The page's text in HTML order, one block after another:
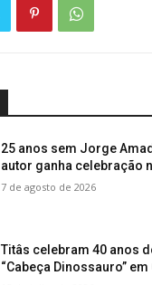
25 anos sem Jorge
autor ganha celebração
7 de agosto de 2026
Titâs celebram 40 anos
“Cabeça Dinossauro”